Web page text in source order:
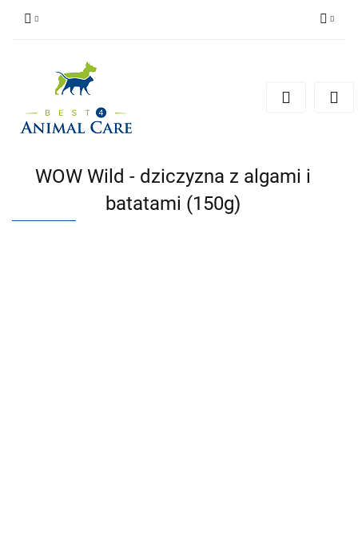
WOW Wild - dziczyzna z algami i
batatami (150g)